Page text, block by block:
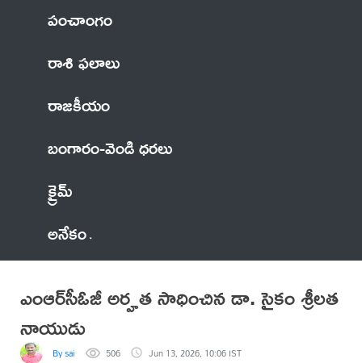
పంచాంగం
రాశి ఫలాలు
రాజకీయం
బంగారం-వెండి ధరలు
క్రైమ్
అనేకం
ఎంఆర్‌సీఓజీ అర్హత సాధించిన డా. సైకం శ్రీలత
నాయుడు
By sai 506 Jun 13, 2026, 10:06 IST